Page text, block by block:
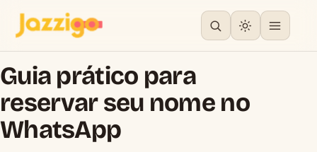
Guia prático para
reservar seu nome no
WhatsApp